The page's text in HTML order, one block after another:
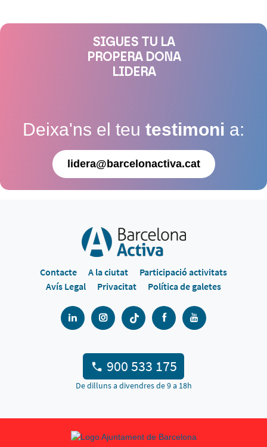
SIGUES TU LA
PROPERA DONA
LIDERA
Deixa'ns el teu testimoni a:
lidera@barcelonactiva.cat
Contacte A la ciutat
Participació activitats
Avís Legal
Privacitat Política de galetes
900 533 175
De dilluns a divendres de 9 a 18h